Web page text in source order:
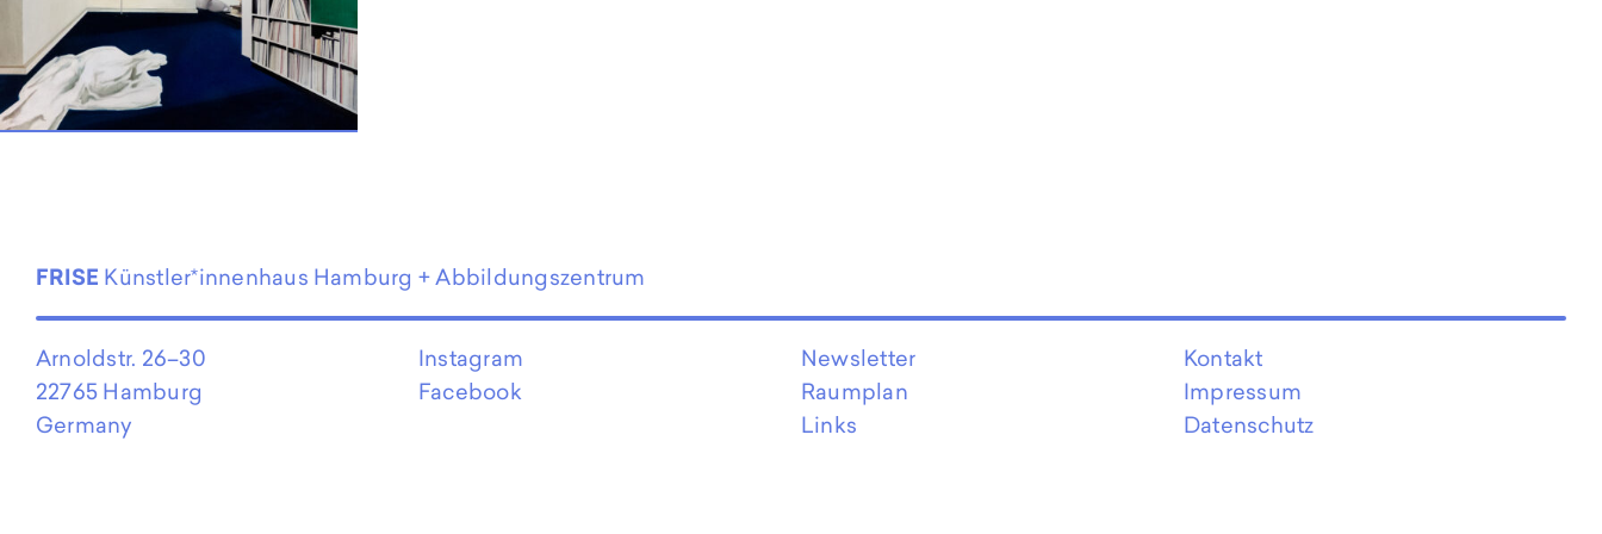
EN
FRISE Künstler*innenhaus Hamburg + Abbildungszentrum
Arnoldstr. 26–30
22765 Hamburg
Germany
Instagram
Facebook
Newsletter
Raumplan
Links
Kontakt
Impressum
Datenschutz